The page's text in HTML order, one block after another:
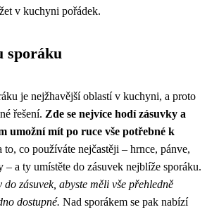
v kuchyni pořádek.
sporáku
je nejžhavější oblastí v kuchyni, a proto
řešení. Zde se nejvíce hodí zásuvky a
umožní mít po ruce vše potřebné k
to, co používáte nejčastěji – hrnce, pánve,
– a ty umístěte do zásuvek nejblíže sporáku.
do zásuvek, abyste měli vše přehledně
dostupné. Nad sporákem se pak nabízí